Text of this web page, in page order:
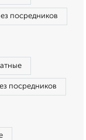
посредников
посредников